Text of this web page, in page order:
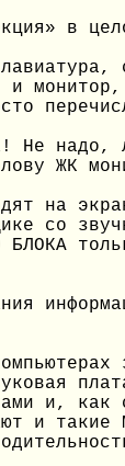
в
и
Не надо,
ЖК
на
со
БЛОКА
и,
и